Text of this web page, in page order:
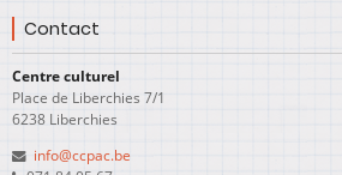
Contact
Centre culturel
Place de Liberchies 7/1
6238 Liberchies
info@ccpac.be